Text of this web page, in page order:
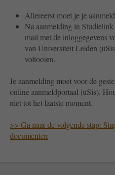
Allereerst moet je je
Na aanmelding in
mail met de inloggegevens
van Universiteit Leiden
voltooien.
Je aanmelding moet voor de
online aanmeldportaal (uSis).
niet tot het laatste moment.
>> Ga naar de volgende stap:
documenten